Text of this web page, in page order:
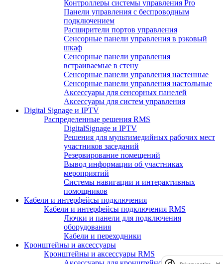
Контроллеры системы управления Pro
Панели управления с беспроводным
подключением
Расширители портов управления
Сенсорные панели управления в рэковый
шкаф
Сенсорные панели управления
встраиваемые в стену
Сенсорные панели управления настенные
Сенсорные панели управления настольные
Аксессуары для сенсорных панелей
Аксессуары для систем управления
Digital Signage и IPTV
Распределенные решения RMS
DigitalSignage и IPTV
Решения для мультимедийных рабочих мест
участников заседаний
Резервирование помещений
Вывод информации об участниках
мероприятий
Системы навигации и интерактивных
помощников
Кабели и интерфейсы подключения
Кабели и интерфейсы подключения RMS
Лючки и панели для подключения
оборудования
Кабели и переходники
Кронштейны и аксессуары
Кронштейны и аксессуары RMS